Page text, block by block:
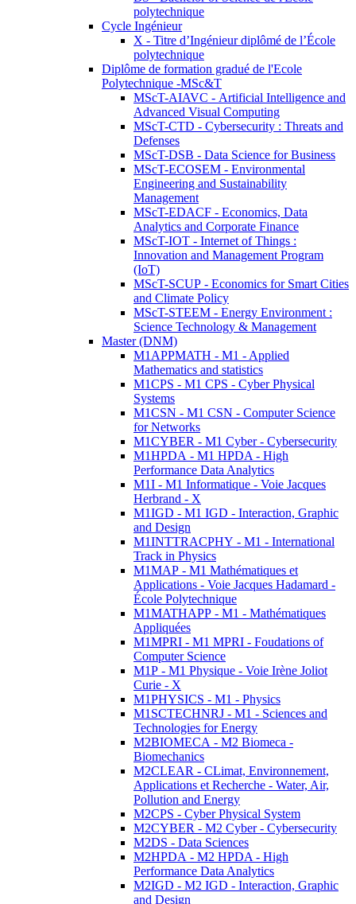
polytechnique
Cycle Ingénieur
X - Titre d’Ingénieur diplômé de l’École
polytechnique
Diplôme de formation gradué de l'Ecole
Polytechnique -MSc&T
MScT-AIAVC - Artificial Intelligence and
Advanced Visual Computing
MScT-CTD - Cybersecurity : Threats and
Defenses
MScT-DSB - Data Science for Business
MScT-ECOSEM - Environmental
Engineering and Sustainability
Management
MScT-EDACF - Economics, Data
Analytics and Corporate Finance
MScT-IOT - Internet of Things :
Innovation and Management Program
(IoT)
MScT-SCUP - Economics for Smart Cities
and Climate Policy
MScT-STEEM - Energy Environment :
Science Technology & Management
Master (DNM)
M1APPMATH - M1 - Applied
Mathematics and statistics
M1CPS - M1 CPS - Cyber Physical
Systems
M1CSN - M1 CSN - Computer Science
for Networks
M1CYBER - M1 Cyber - Cybersecurity
M1HPDA - M1 HPDA - High
Performance Data Analytics
M1I - M1 Informatique - Voie Jacques
Herbrand - X
M1IGD - M1 IGD - Interaction, Graphic
and Design
M1INTTRACPHY - M1 - International
Track in Physics
M1MAP - M1 Mathématiques et
Applications - Voie Jacques Hadamard -
École Polytechnique
M1MATHAPP - M1 - Mathématiques
Appliquées
M1MPRI - M1 MPRI - Foudations of
Computer Science
M1P - M1 Physique - Voie Irène Joliot
Curie - X
M1PHYSICS - M1 - Physics
M1SCTECHNRJ - M1 - Sciences and
Technologies for Energy
M2BIOMECA - M2 Biomeca -
Biomechanics
M2CLEAR - CLimat, Environnement,
Applications et Recherche - Water, Air,
Pollution and Energy
M2CPS - Cyber Physical System
M2CYBER - M2 Cyber - Cybersecurity
M2DS - Data Sciences
M2HPDA - M2 HPDA - High
Performance Data Analytics
M2IGD - M2 IGD - Interaction, Graphic
and Design